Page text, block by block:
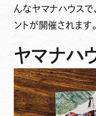
んなヤマナハウス
ントが開催されます。
ヤマナハ